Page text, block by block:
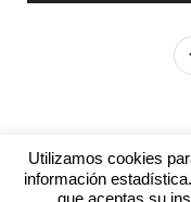
Utilizamos cookies
información